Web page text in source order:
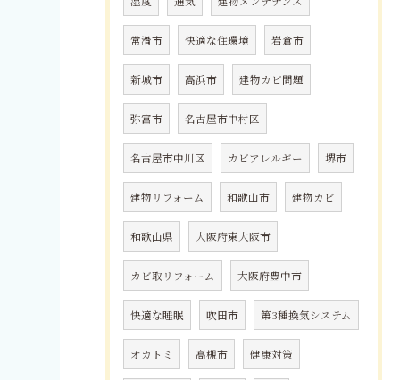
常滑市 快適な住環境 岩倉市
新城市 高浜市 建物カビ問題
弥富市 名古屋市中村区
名古屋市中川区 カビアレルギー 堺市
建物リフォーム 和歌山市 建物カビ
和歌山県 大阪府東大阪市
カビ取リフォーム 大阪府豊中市
快適な睡眠 吹田市 第3種換気システム
オカトミ 高槻市 健康対策